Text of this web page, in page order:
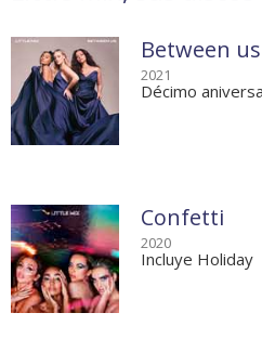
Between us
2021
Décimo
Confetti
2020
Incluye Holiday